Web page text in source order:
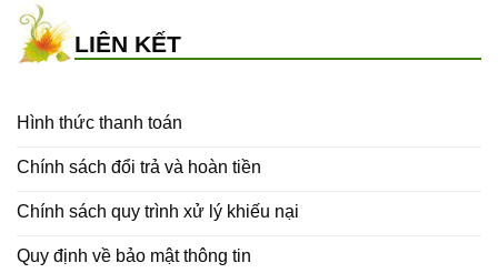
LIÊN KẾT
Hình thức thanh toán
Chính sách đổi trả và hoàn tiền
Chính sách quy trình xử lý khiếu nại
Quy định về bảo mật thông tin